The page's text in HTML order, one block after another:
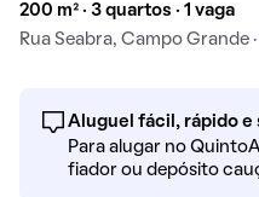
200 m² · 3 quartos · 1 vaga
Rua Seabra, Campo Grande
Aluguel fácil, rápido e
Para alugar no
fiador ou depósito